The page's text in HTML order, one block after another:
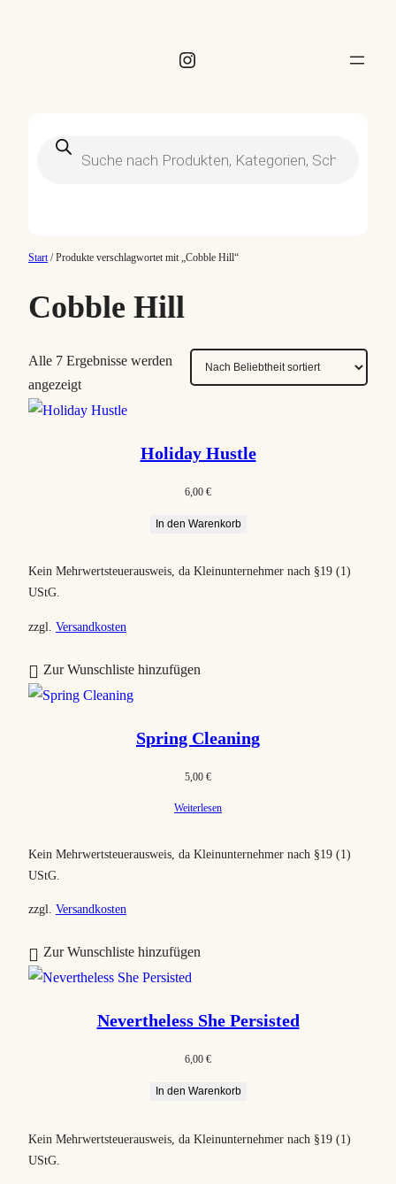
Instagram
Products
search
Start/ Produkte verschlagwortet mit „Cobble Hill“
Cobble Hill
Alle 7 Ergebnisse werden
angezeigtN
a
e
t
e
i
e
t
Holiday Hustle
6,00 €
In den Warenkorb
Kein Mehrwertsteuerausweis, da Kleinunternehmer nach §19 (1)
UStG.
zzgl. Versandkosten
Zur Wunschliste hinzufügen
Spring Cleaning
5,00 €
Weiterlesen
Kein Mehrwertsteuerausweis, da Kleinunternehmer nach §19 (1)
UStG.
zzgl. Versandkosten
Zur Wunschliste hinzufügen
Nevertheless She Persisted
6,00 €
In den Warenkorb
Kein Mehrwertsteuerausweis, da Kleinunternehmer nach §19 (1)
UStG.